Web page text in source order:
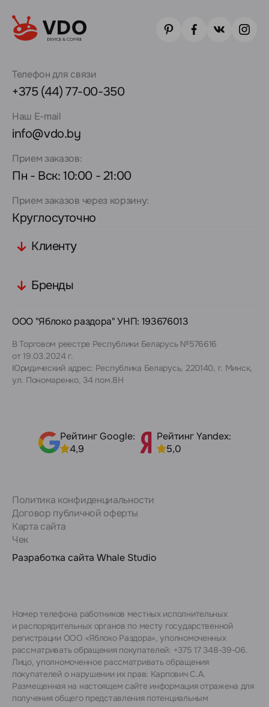
Телефон для связи
+375 (44) 77-00-350
Наш E-mail
info@vdo.by
Прием заказов:
Пн - Вск: 10:00 - 21:00
Прием заказов через корзину:
Круглосуточно
Клиенту
Бренды
ООО "Яблоко раздора" УНП: 193676013
В Торговом реестре Республики Беларусь №576616
от 19.03.2024 г.
Юридический адрес: Республика Беларусь, 220140, г. Минск,
ул. Пономаренко, 34 пом.8Н
Рейтинг Google:
4,9
Рейтинг Yandex:
5,0
Политика конфиденциальности
Договор публичной оферты
Карта сайта
Чек
Разработка сайта Whale Studio
Номер телефона работников местных исполнительных
и распорядительных органов по месту государственной
регистрации ООО «Яблоко Раздора», уполномоченных
рассматривать обращения покупателей: +375 17 348-39-06.
Лицо, уполномоченное рассматривать обращения
покупателей о нарушении их прав: Карпович С.А.
Размещенная на настоящем сайте информация отражена для
получения общего представления потенциальным